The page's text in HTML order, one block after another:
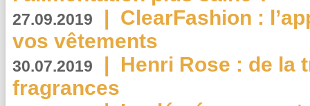
27.09.2019 | ClearFashion :
vos vêtements
30.07.2019 | Henri Rose : de la
fragrances